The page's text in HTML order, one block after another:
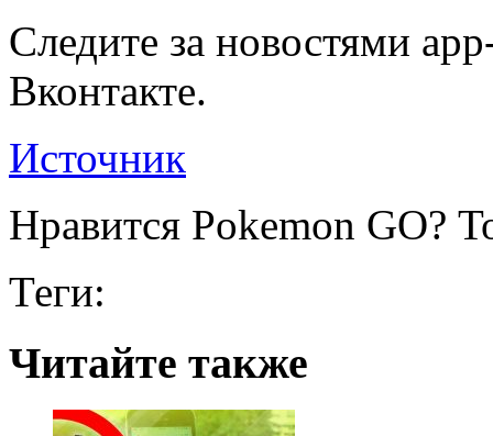
Следите за новостями
Вконтакте.
Источник
Нравится Pokemon GO?
Теги:
Читайте также